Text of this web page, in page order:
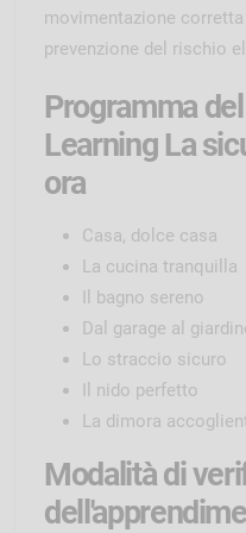
movimentazione
prevenzione del rischio
Programma
Learning La
ora
Casa, dolce casa
La cucina tranquilla
Il bagno sereno
Dal garage al
Lo straccio sicuro
Il nido perfetto
La dimora
Modalità di